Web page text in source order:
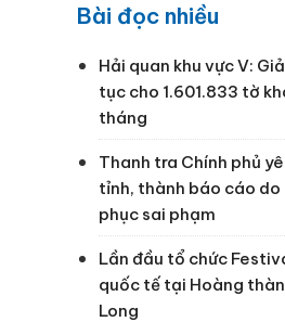
Bài đọc nhiều
Hải quan khu vực V:
tục cho 1.601.833 tờ
tháng
Thanh tra Chính phủ
tỉnh, thành báo cáo do
phục sai phạm
Lần đầu tổ chức
quốc tế tại Hoàng
Long